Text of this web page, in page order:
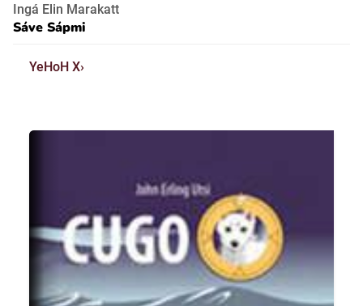
Ingá Elin Marakatt
Sáve Sápmi
YeHoH X